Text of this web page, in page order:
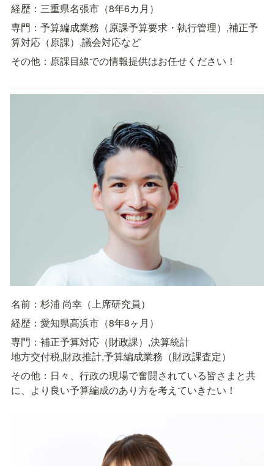
経歴：三重県名張市（8年6カ月）
専門：予算編成業務（原課予算要求・執行管理）,補正予
算対応（原課）,議会対応など
その他：原課目線での情報提供はお任せください！
名前：杉浦 尚幸（上席研究員）
経歴：愛知県高浜市（8年8ヶ月）
専門：補正予算対応（財政課）,決算統計
地方交付税,財政推計,予算編成業務（財政課査定）
その他：日々、行政の現場で奮闘されている皆さまと共
に、より良い予算編成のあり方を考えていきたい！